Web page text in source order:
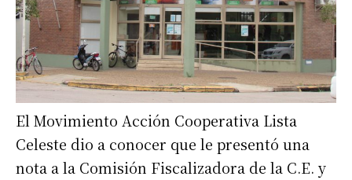
El Movimiento Acción Cooperativa Lista
Celeste dio a conocer que le presentó una
nota a la Comisión Fiscalizadora de la C.E. y